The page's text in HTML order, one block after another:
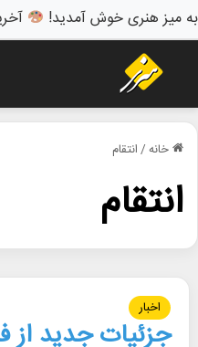
به میز هنری خوش آمدید!
خانه/انتقام
انتقام
اخبار
جزئیات جدید از